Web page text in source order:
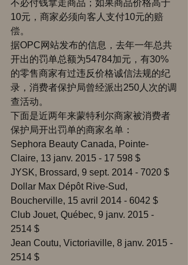
不必付钱拿走商品；如果商品价格高于
10元，商家必须向客人支付10元的赔
偿。
据OPC网站发布的信息，去年一年总共
开出的罚单总额为54784加元，有30%
的零售商家有过违反价格诚信法规的纪
录，消费者保护局曾经派出250人次的调
查活动。
下面是近两年来蒙特利尔商家被消费者
保护局开出罚单的商家名单：
Sephora Beauty Canada, Pointe-
Claire, 13 janv. 2015 - 17 598 $
JYSK, Brossard, 9 sept. 2014 - 7020 $
Dollar Max Dépôt Rive-Sud,
Boucherville, 15 avril 2014 - 6042 $
Club Jouet, Québec, 9 janv. 2015 -
2514 $
Jean Coutu, Victoriaville, 8 janv. 2015 -
2514 $